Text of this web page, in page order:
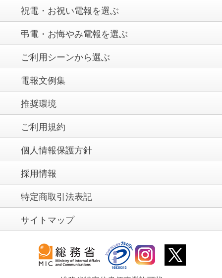
祝電・お祝い電報を選ぶ
弔電・お悔やみ電報を選ぶ
ご利用シーンから選ぶ
電報文例集
推奨環境
ご利用規約
個人情報保護方針
採用情報
特定商取引法表記
サイトマップ